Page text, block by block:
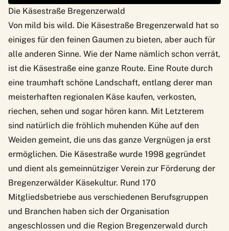
Die Käsestraße Bregenzerwald
Von mild bis wild. Die Käsestraße Bregenzerwald hat so
einiges für den feinen Gaumen zu bieten, aber auch für
alle anderen Sinne. Wie der Name nämlich schon verrät,
ist die Käsestraße eine ganze Route. Eine Route durch
eine traumhaft schöne Landschaft, entlang derer man
meisterhaften regionalen Käse kaufen, verkosten,
riechen, sehen und sogar hören kann. Mit Letzterem
sind natürlich die fröhlich muhenden Kühe auf den
Weiden gemeint, die uns das ganze Vergnügen ja erst
ermöglichen. Die Käsestraße wurde 1998 gegründet
und dient als gemeinnütziger Verein zur Förderung der
Bregenzerwälder Käsekultur. Rund 170
Mitgliedsbetriebe aus verschiedenen Berufsgruppen
und Branchen haben sich der Organisation
angeschlossen und die Region Bregenzerwald durch